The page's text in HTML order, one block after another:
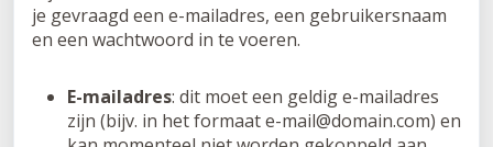
je gevraagd een e-mailadres, een gebruikersnaam
en een wachtwoord in te voeren.
E-mailadres: dit moet een geldig e-mailadres
zijn (bijv. in het formaat e-mail@domain.com) en